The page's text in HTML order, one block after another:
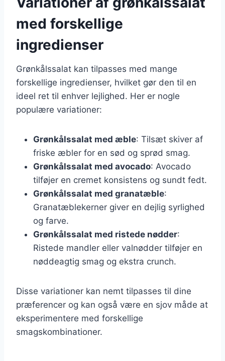
med forskellige
ingredienser
Grønkålssalat kan tilpasses med mange
forskellige ingredienser, hvilket gør den til en
ideel ret til enhver lejlighed. Her er nogle
populære variationer:
Grønkålssalat med æble: Tilsæt skiver af
friske æbler for en sød og sprød smag.
Grønkålssalat med avocado: Avocado
tilføjer en cremet konsistens og sundt fedt.
Grønkålssalat med granatæble:
Granatæblekerner giver en dejlig syrlighed
og farve.
Grønkålssalat med ristede nødder:
Ristede mandler eller valnødder tilføjer en
nøddeagtig smag og ekstra crunch.
Disse variationer kan nemt tilpasses til dine
præferencer og kan også være en sjov måde at
eksperimentere med forskellige
smagskombinationer.